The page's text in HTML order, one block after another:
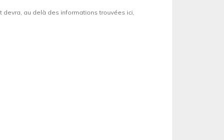
au delà des informations trouvées ici,